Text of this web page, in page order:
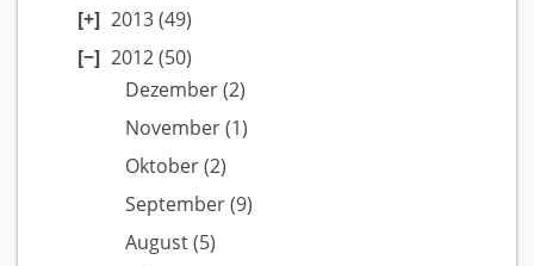
2013(49)
2012(50)
Dezember(2)
November(1)
Oktober(2)
September(9)
August(5)